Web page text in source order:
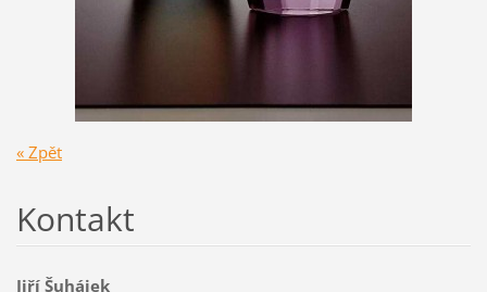
« Zpět
Kontakt
Jiří Šuhájek